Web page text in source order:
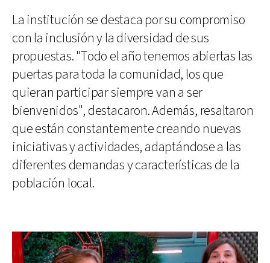
La institución se destaca por su compromiso
con la inclusión y la diversidad de sus
propuestas. "Todo el año tenemos abiertas las
puertas para toda la comunidad, los que
quieran participar siempre van a ser
bienvenidos", destacaron. Además, resaltaron
que están constantemente creando nuevas
iniciativas y actividades, adaptándose a las
diferentes demandas y características de la
población local.